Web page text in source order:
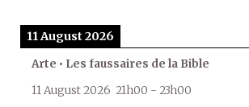
11 August 2026
Arte • Les faussaires de la Bible
11 August 2026 21h00 - 23h00